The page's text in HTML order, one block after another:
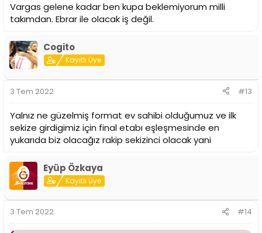
Vargas gelene kadar ben kupa beklemiyorum milli
takımdan. Ebrar ile olacak iş değil.
Cogito
Kayıtlı Üye
3 Tem 2022 #13
Yalnız ne güzelmiş format ev sahibi olduğumuz ve ilk
sekize girdigimiz için final etabı eşleşmesinde en
yukarıda biz olacağız rakip sekizinci olacak yani
Eyüp Özkaya
Kayıtlı Üye
3 Tem 2022 #14